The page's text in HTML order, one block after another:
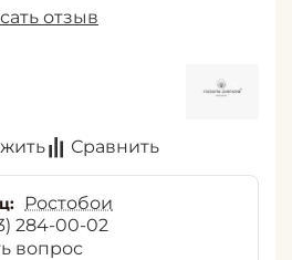
отзыв
Сравнить
Ростобои
284-00-02
вопрос